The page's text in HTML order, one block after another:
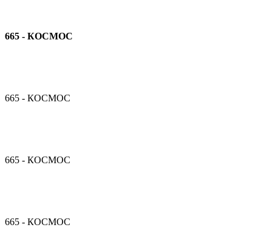
665 - КОСМОС
665 - КОСМОС
665 - КОСМОС
665 - КОСМОС